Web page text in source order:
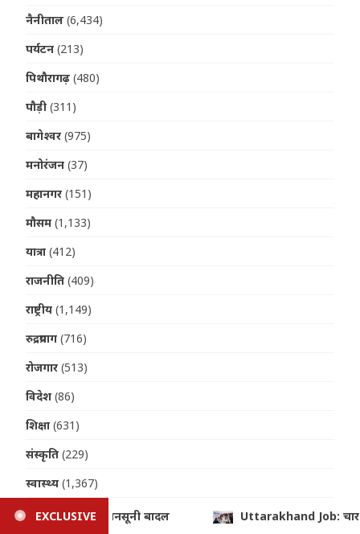
नैनीताल (6,434)
पर्यटन (213)
पिथौरागढ़ (480)
पौड़ी (311)
बागेश्वर (975)
मनोरंजन (37)
महानगर (151)
मौसम (1,133)
यात्रा (412)
राजनीति (409)
राष्ट्रीय (1,149)
रुद्रप्रयाग (716)
रोजगार (513)
विदेश (86)
शिक्षा (631)
संस्कृति (229)
स्वास्थ्य (1,367)
हरिद्वार(913)
EXCLUSIVE
चार महीने में 10 हजार युवाओं को नौकरी का लक्ष्य, 4 शहरों में लगेंगे बड़े